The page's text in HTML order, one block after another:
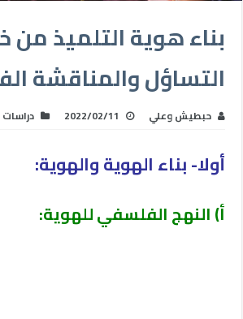
بناء هوية التلميذ من
التساؤل والمناقشة
حبطيش وعلي 2022/02/11 دراسات
أولا- بناء الهوية والهوية:
أ) النهج الفلسفي للهوية: